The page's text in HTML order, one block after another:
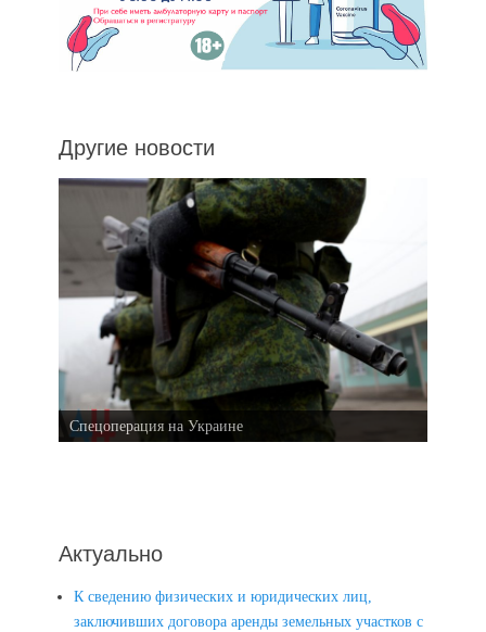
Другие новости
Спецоперация на Украине
Актуально
К сведению физических и юридических лиц,
заключивших договора аренды земельных участков с